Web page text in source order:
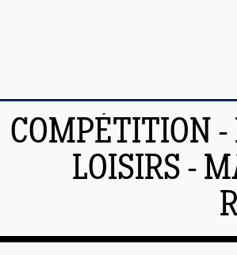
COMPÉTITION -
LOISIRS -